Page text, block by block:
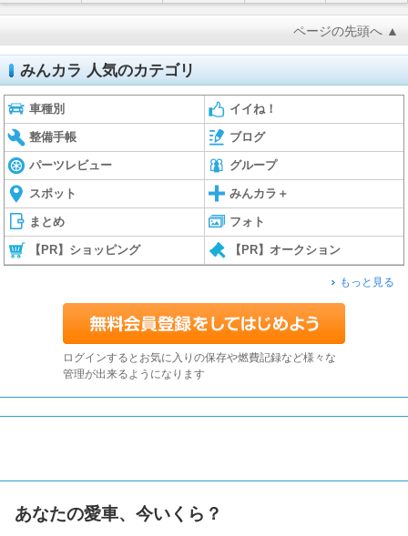
ページの先頭へ ▲
みんカラ 人気のカテゴリ
車種別 イイね！
整備手帳 ブログ
パーツレビュー グループ
スポット みんカラ＋
まとめ フォト
【PR】ショッピング 【PR】オークション
もっと見る
ログインするとお気に入りの保存や燃費記録など様々な
管理が出来るようになります
あなたの愛車、今いくら？